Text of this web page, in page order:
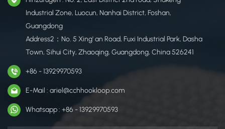
T&uuml;rvorh&auml;nge.
Industrial Zone, Luocun, Nanhai District, Foshan,
Guangdong
Address2：No. 5 Xing' an Road, Fuxi Industrial Park, Dasha
Town, Sihui City, Zhaoqing, Guangdong, China 526241
+86 - 13929970593
E-Mail : ariel@cchhookloop.com
Whatsapp : +86 - 13929970593